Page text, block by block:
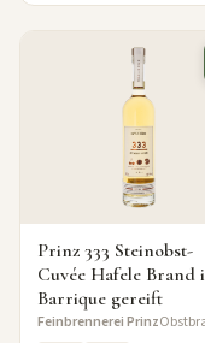
Prinz 333 Steinobst-
Cuvée Hafele Brand
Barrique gereift
Feinbrennerei Prinz